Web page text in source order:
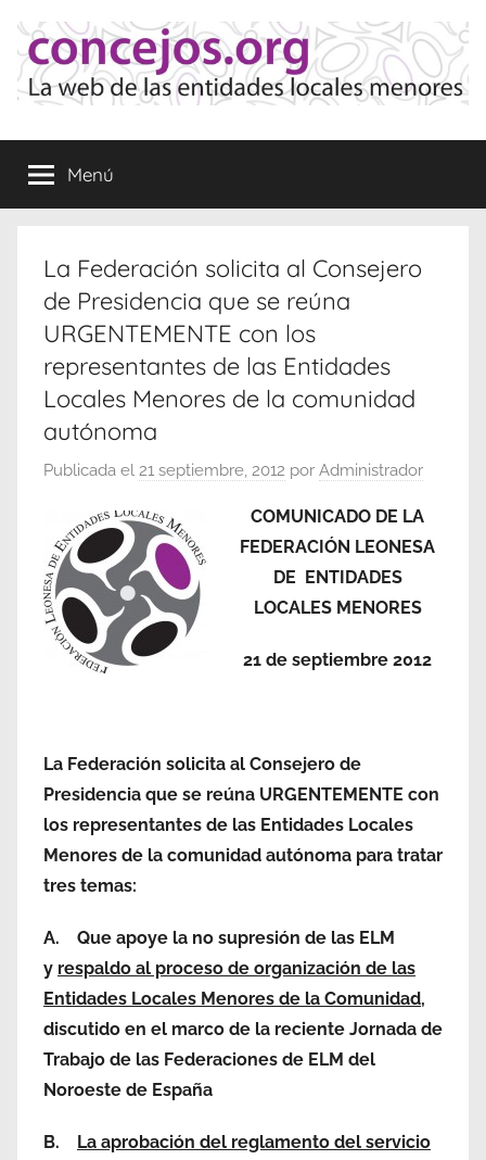
contenido
Concejos
de
las
Locales
Menores
Menú
La Federación solicita al Consejero
de Presidencia que se reúna
URGENTEMENTE con los
representantes de las Entidades
Locales Menores de la comunidad
autónoma
Publicada el 21 septiembre, 2012 por Administrador
COMUNICADO DE LA
FEDERACIÓN LEONESA
DE ENTIDADES
LOCALES MENORES
21 de septiembre 2012
La Federación solicita al Consejero de
Presidencia que se reúna URGENTEMENTE con
los representantes de las Entidades Locales
Menores de la comunidad autónoma para tratar
tres temas:
A. Que apoye la no supresión de las ELM
y respaldo al proceso de organización de las
Entidades Locales Menores de la Comunidad,
discutido en el marco de la reciente Jornada de
Trabajo de las Federaciones de ELM del
Noroeste de España
B. La aprobación del reglamento del servicio